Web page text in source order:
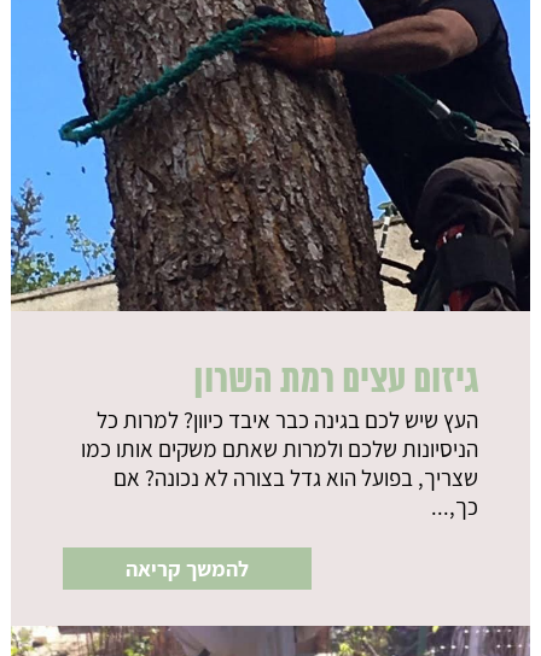
גיזום עצים רמת השרון
העץ שיש לכם בגינה כבר איבד כיוון? למרות כל
הניסיונות שלכם ולמרות שאתם משקים אותו כמו
שצריך, בפועל הוא גדל בצורה לא נכונה? אם
כך,...
להמשך קריאה